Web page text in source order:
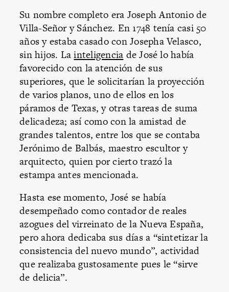
Su nombre completo era Joseph Antonio de
Villa-Señor y Sánchez. En 1748 tenía casi 50
años y estaba casado con Josepha Velasco,
sin hijos. Lainteligencia de José lo había
favorecido con la atención de sus
superiores, que le solicitarían la proyección
de varios planos, uno de ellos en los
páramos de Texas, y otras tareas de suma
delicadeza; así como con la amistad de
grandes talentos, entre los que se contaba
Jerónimo de Balbás, maestro escultor y
arquitecto, quien por cierto trazó la
estampa antes mencionada.
Hasta ese momento, José se había
desempeñado como contador de reales
azogues del virreinato de la Nueva España,
pero ahora dedicaba sus días a “sintetizar la
consistencia del nuevo mundo”, actividad
que realizaba gustosamente pues le “sirve
de delicia”.